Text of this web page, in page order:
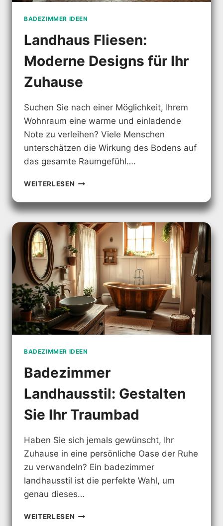
BADEZIMMER IDEEN
Landhaus Fliesen:
Moderne Designs für Ihr
Zuhause
Suchen Sie nach einer Möglichkeit, Ihrem
Wohnraum eine warme und einladende
Note zu verleihen? Viele Menschen
unterschätzen die Wirkung des Bodens auf
das gesamte Raumgefühl….
WEITERLESEN LANDHAUS
MODERNE
DESIGNS
FÜR
IHR
ZUHAUSE
BADEZIMMER IDEEN
Badezimmer
Landhausstil: Gestalten
Sie Ihr Traumbad
Haben Sie sich jemals gewünscht, Ihr
Zuhause in eine persönliche Oase der Ruhe
zu verwandeln? Ein badezimmer
landhausstil ist die perfekte Wahl, um
genau dieses…
WEITERLESEN BADEZIMMER